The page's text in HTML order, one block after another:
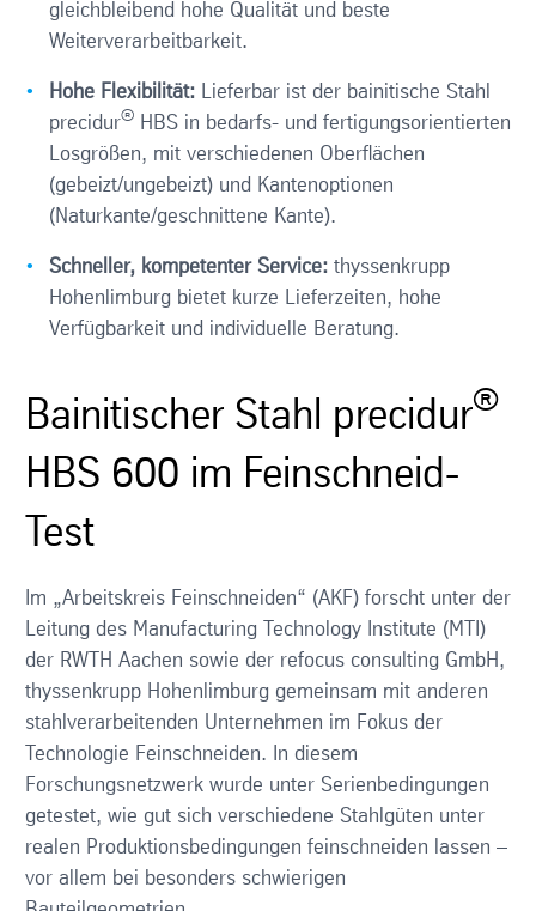
gleichbleibend hohe Qualität und beste
Weiterverarbeitbarkeit.
Hohe Flexibilität:
Lieferbar ist der bainitische Stahl
precidur®
HBS in bedarfs- und fertigungsorientierten
Losgrößen, mit verschiedenen Oberflächen
(gebeizt/ungebeizt) und Kantenoptionen
(Naturkante/geschnittene Kante).
Schneller, kompetenter Service: thyssenkrupp
Hohenlimburg bietet kurze Lieferzeiten, hohe
Verfügbarkeit und individuelle Beratung.
Bainitischer Stahl precidur®
HBS 600 im Feinschneid-
Test
Im „Arbeitskreis Feinschneiden“ (AKF) forscht unter der
Leitung des Manufacturing Technology Institute (MTI)
der RWTH Aachen sowie der refocus consulting GmbH,
thyssenkrupp Hohenlimburg gemeinsam mit anderen
stahlverarbeitenden Unternehmen im Fokus der
Technologie Feinschneiden. In diesem
Forschungsnetzwerk wurde unter Serienbedingungen
getestet, wie gut sich verschiedene Stahlgüten unter
realen Produktionsbedingungen feinschneiden lassen –
vor allem bei besonders schwierigen